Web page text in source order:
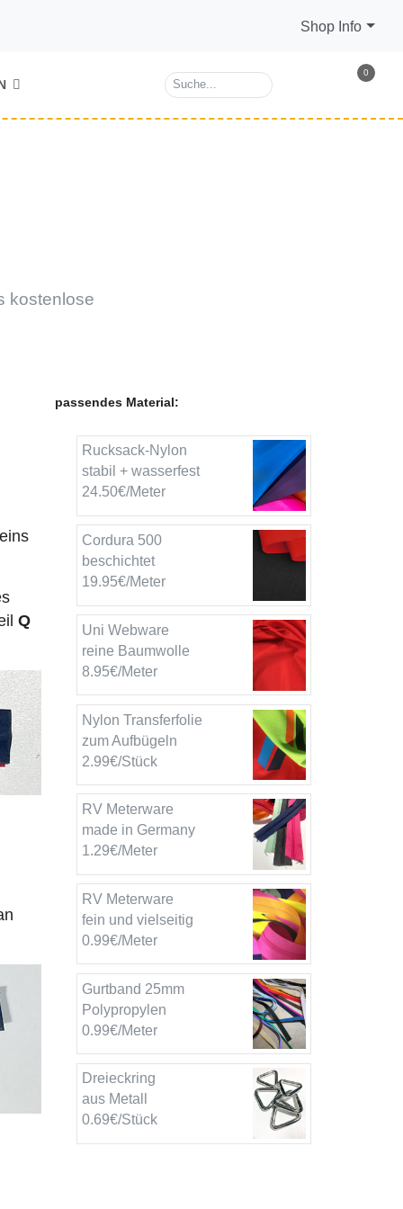
Shop Info
0
kostenlose
Q
passendes Material:
Rucksack-Nylon
stabil + wasserfest
24.50€/Meter
Cordura 500
beschichtet
19.95€/Meter
Uni Webware
reine Baumwolle
8.95€/Meter
Nylon Transferfolie
zum Aufbügeln
2.99€/Stück
RV Meterware
made in Germany
1.29€/Meter
RV Meterware
fein und vielseitig
0.99€/Meter
Gurtband 25mm
Polypropylen
0.99€/Meter
Dreieckring
aus Metall
0.69€/Stück